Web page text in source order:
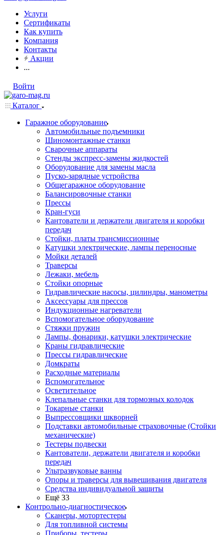
Услуги
Сертификаты
Как купить
Компания
Контакты
Акции
...
Войти
Каталог
Гаражное оборудование
Автомобильные подъемники
Шиномонтажные станки
Сварочные аппараты
Стенды экспресс-замены жидкостей
Оборудование для замены масла
Пуско-зарядные устройства
Общегаражное оборудование
Балансировочные станки
Прессы
Кран-гуси
Кантователи и держатели двигателя и коробки
передач
Стойки, платы трансмиссионные
Катушки электрические, лампы переносные
Мойки деталей
Траверсы
Лежаки, мебель
Стойки опорные
Гидравлические насосы, цилиндры, манометры
Аксессуары для прессов
Индукционные нагреватели
Вспомогательное оборудование
Стяжки пружин
Лампы, фонарики, катушки электрические
Краны гидравлические
Прессы гидравлические
Домкраты
Расходные материалы
Вспомогательное
Осветительное
Клепальные станки для тормозных колодок
Токарные станки
Выпрессовщики шкворней
Подставки автомобильные страховочные (Стойки
механические)
Тестеры подвески
Кантователи, держатели двигателя и коробки
передач
Ультразвуковые ванны
Опоры и траверсы для вывешивания двигателя
Средства индивидуальной защиты
Ещё 33
Контрольно-диагностическое
Сканеры, мотортестеры
Для топливной системы
Приборы, тестеры